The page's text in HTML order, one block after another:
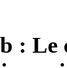
: